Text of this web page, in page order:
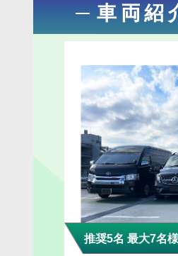
車両紹
推奨5名 最大7名